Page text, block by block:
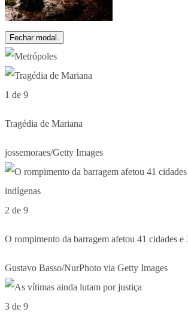
Fechar modal.
1 de 9
Tragédia de Mariana
jossemoraes/Getty Images
2 de 9
O rompimento da barragem afetou 41 cidades e
Gustavo Basso/NurPhoto via Getty Images
3 de 9